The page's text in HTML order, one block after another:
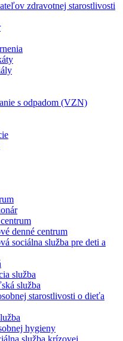
zdravotnej starostlivosti
s odpadom (VZN)
denné centrum
sociálna služba pre deti a
služba
služba
starostlivosti o dieťa
hygieny
služba krízovej